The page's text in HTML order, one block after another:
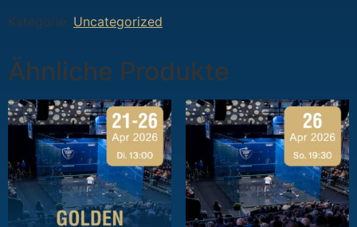
Kategorie: Uncategorized
Ähnliche Produkte